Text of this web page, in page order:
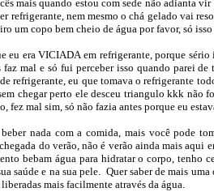
mais quando estou com sede não adianta
nem mesmo o chá gelado vai
um copo bem cheio de água por favor, só
eu era VICIADA em refrigerante, porque
mal e só fui perceber isso quando parei de
refrigerante, eu que tomava o refrigerante
chegar perto ele desceu triangulo kkk não
mal sim, só não fazia antes porque eu
nada com a comida, mais você pode
do verão, não é verão ainda mais aqui
bebam água para hidratar o corpo, tenho
saúde e na sua pele. Quer saber de mais
mais facilmente através da água.